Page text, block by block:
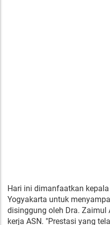
Hari ini dimanfaatkan
Yogyakarta untuk
disinggung oleh Dra. Zaimul
kerja ASN. "Prestasi yang